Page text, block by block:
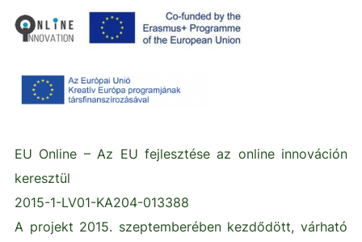
EU Online – Az EU fejlesztése az online innováción
keresztül
2015-1-LV01-KA204-013388
A projekt 2015. szeptemberében kezdődött, várható